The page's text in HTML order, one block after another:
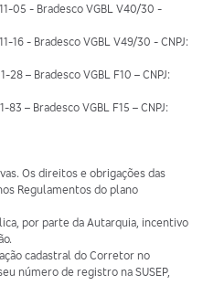
05 - Bradesco VGBL V40/30 -
16 - Bradesco VGBL V49/30 - CNPJ:
28 – Bradesco VGBL F10 – CNPJ:
83 – Bradesco VGBL F15 – CNPJ:
Os direitos e obrigações das
Regulamentos do plano
por parte da Autarquia, incentivo
cadastral do Corretor no
número de registro na SUSEP,